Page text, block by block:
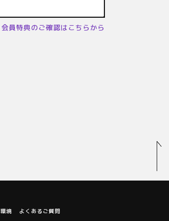
会員特典のご確認はこちらから
境 よくあるご質問